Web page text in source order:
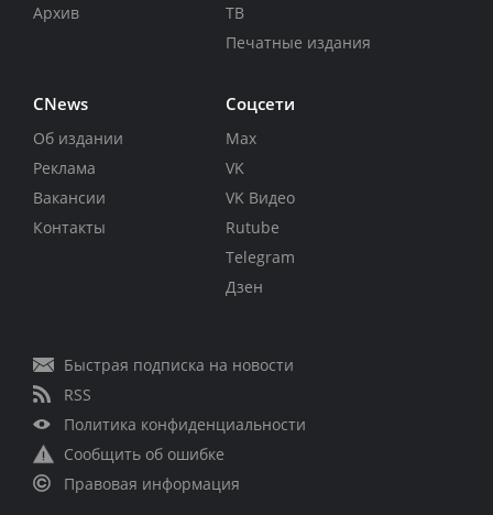
Архив
ТВ
Печатные издания
CNews
Об издании
Реклама
Вакансии
Контакты
Соцсети
Max
VK
VK Видео
Rutube
Telegram
Дзен
Быстрая подписка на новости
RSS
Политика конфиденциальности
Сообщить об ошибке
Правовая информация